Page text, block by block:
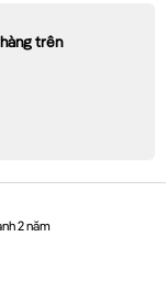
trên
2 năm